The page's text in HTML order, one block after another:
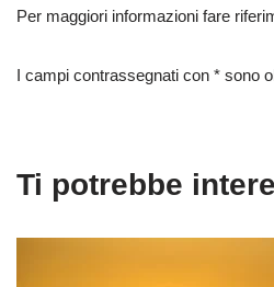
Per maggiori informazioni fare
I campi contrassegnati con * sono
Ti potrebbe